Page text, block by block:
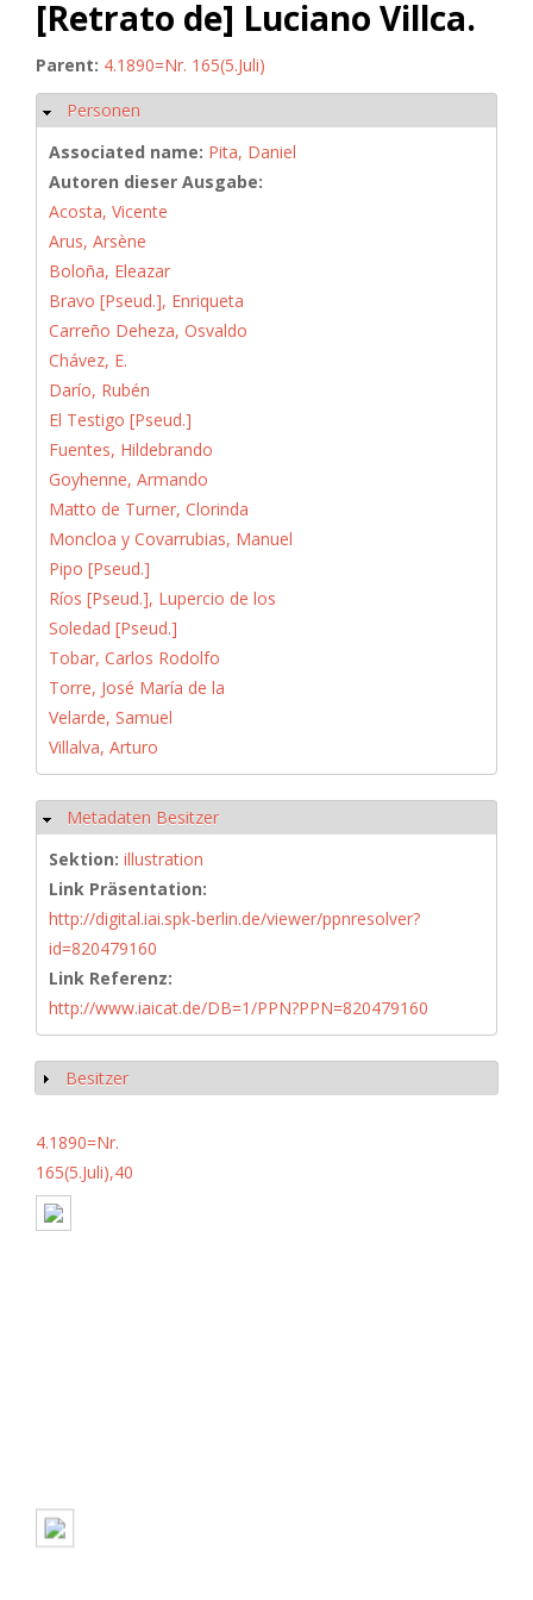
[Retrato de] Luciano Villca.
Parent: 4.1890=Nr. 165(5.Juli)
Hide
Personen
Associated name: Pita, Daniel
Autoren dieser Ausgabe:
Acosta, Vicente
Arus, Arsène
Boloña, Eleazar
Bravo [Pseud.], Enriqueta
Carreño Deheza, Osvaldo
Chávez, E.
Darío, Rubén
El Testigo [Pseud.]
Fuentes, Hildebrando
Goyhenne, Armando
Matto de Turner, Clorinda
Moncloa y Covarrubias, Manuel
Pipo [Pseud.]
Ríos [Pseud.], Lupercio de los
Soledad [Pseud.]
Tobar, Carlos Rodolfo
Torre, José María de la
Velarde, Samuel
Villalva, Arturo
Hide
Metadaten Besitzer
Sektion: illustration
Link Präsentation:
http://digital.iai.spk-berlin.de/viewer/ppnresolver?
id=820479160
Link Referenz:
http://www.iaicat.de/DB=1/PPN?PPN=820479160
Show
Besitzer
4.1890=Nr.
165(5.Juli),40